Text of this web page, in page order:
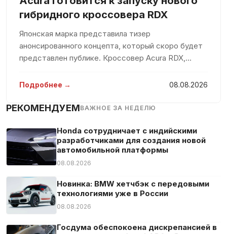
гибридного кроссовера RDX
Японская марка представила тизер
анонсированного концепта, который скоро будет
представлен публике. Кроссовер Acura RDX,
американский рынок, был выпущен в 2006 году.
2013
Подробнее → 08.08.2026
РЕКОМЕНДУЕМВАЖНОЕ ЗА НЕДЕЛЮ
Honda сотрудничает с индийскими
разработчиками для создания новой
автомобильной платформы
08.08.2026
Новинка: BMW хетчбэк с передовыми
технологиями уже в России
08.08.2026
Госдума обеспокоена дискрепансией в